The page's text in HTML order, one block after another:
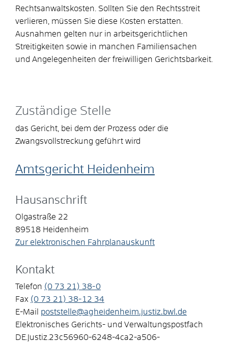
Rechtsanwaltskosten. Sollten Sie den Rechtsstreit
verlieren, müssen Sie diese Kosten erstatten.
Ausnahmen gelten nur in arbeitsgerichtlichen
Streitigkeiten sowie in manchen Familiensachen
und Angelegenheiten der freiwilligen Gerichtsbarkeit.
Zuständige Stelle
das Gericht, bei dem der Prozess oder die
Zwangsvollstreckung geführt wird
Amtsgericht Heidenheim
Hausanschrift
Olgastraße 22
89518 Heidenheim
Zur elektronischen Fahrplanauskunft
Kontakt
Telefon (0 73 21) 38-0
Fax (0 73 21) 38-12 34
E-Mail
poststelle@agheidenheim.justiz.bwl.de
Elektronisches Gerichts- und Verwaltungspostfach
DE.Justiz.23c56960-6248-4ca2-a506-